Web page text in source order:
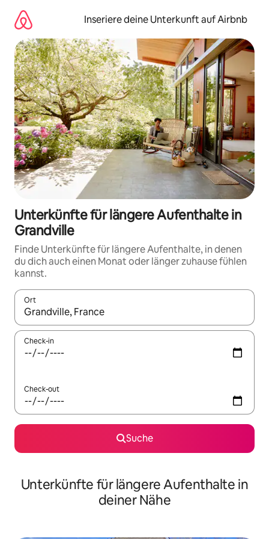
Inhalten
springen
Inseriere deine Unterkunft auf Airbnb
Unterkünfte für längere Aufenthalte in
Grandville
Finde Unterkünfte für längere Aufenthalte, in denen
du dich auch einen Monat oder länger zuhause fühlen
kannst.
Ort
Wenn Ergebnisse verfügbar sind, navigiere mit den
Check-in
Check-out
Suche
Unterkünfte für längere Aufenthalte in
deiner Nähe